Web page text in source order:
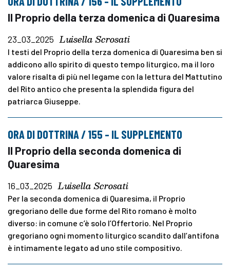
Il Proprio della terza domenica di Quaresima
23_03_2025 Luisella Scrosati
I testi del Proprio della terza domenica di Quaresima ben si
addicono allo spirito di questo tempo liturgico, ma il loro
valore risalta di più nel legame con la lettura del Mattutino
del Rito antico che presenta la splendida figura del
patriarca Giuseppe.
ORA DI DOTTRINA / 155 – IL SUPPLEMENTO
Il Proprio della seconda domenica di
Quaresima
16_03_2025 Luisella Scrosati
Per la seconda domenica di Quaresima, il Proprio
gregoriano delle due forme del Rito romano è molto
diverso: in comune c’è solo l’Offertorio. Nel Proprio
gregoriano ogni momento liturgico scandito dall’antifona
è intimamente legato ad uno stile compositivo.